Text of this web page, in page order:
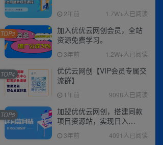
2年前 1.7W+人已阅读
加入优优云网创会员，全站
资源免费学习。
3年前 1.2W+人已阅读
TOP3
优优云网创【VIP会员专属交
流群】
1年前 9098人已阅读
TOP4
加盟优优云网创，搭建同款
项目资源站，实现日入
2000+
3年前 4091人已阅读
TOP5